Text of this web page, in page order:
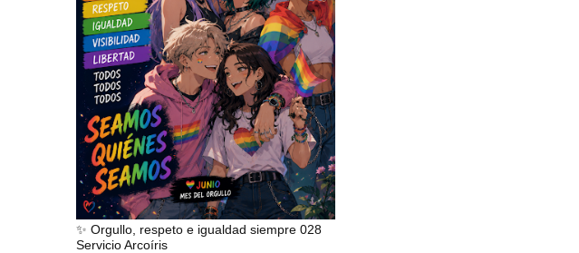
✨ Orgullo, respeto e igualdad siempre 028
Servicio Arcoíris